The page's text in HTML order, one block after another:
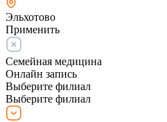
Эльхотово
Применить
Семейная медицина
Онлайн запись
Выберите филиал
Выберите филиал